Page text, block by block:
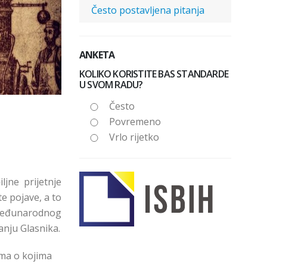
prijetnje
pojave, a to
Glasnika.
o kojima
Često postavljena pitanja
ANKETA
KOLIKO KORISTITE BAS STANDARDE
U SVOM RADU?
Često
Povremeno
Vrlo rijetko